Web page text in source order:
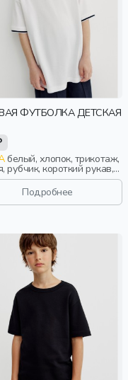
ФУТБОЛКА ДЕТСКАЯ
белый, хлопок, трикотаж,
рубчик, короткий рукав,
полоски, короткие,
манжета, вырез, круглый
мальчики, дети
Подробнее